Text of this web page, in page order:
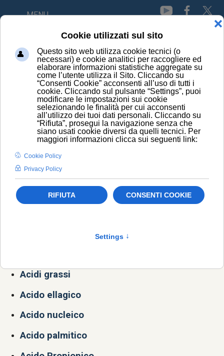
MENU
Metabolic Engineering
Piume
Stem Cell
Tampone nasale
Tumore al seno
2019
Aberdeen University
Acidi grassi
Acido ellagico
Acido nucleico
Acido palmitico